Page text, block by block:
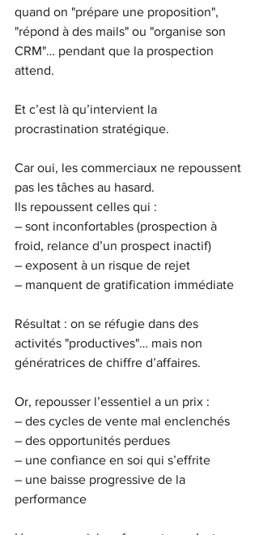
quand on "prépare une proposition",
"répond à des mails" ou "organise son
CRM"… pendant que la prospection
attend.
Et c’est là qu’intervient la
procrastination stratégique.
Car oui, les commerciaux ne repoussent
pas les tâches au hasard.
Ils repoussent celles qui :
– sont inconfortables (prospection à
froid, relance d’un prospect inactif)
– exposent à un risque de rejet
– manquent de gratification immédiate
Résultat : on se réfugie dans des
activités "productives"… mais non
génératrices de chiffre d’affaires.
Or, repousser l’essentiel a un prix :
– des cycles de vente mal enclenchés
– des opportunités perdues
– une confiance en soi qui s’effrite
– une baisse progressive de la
performance